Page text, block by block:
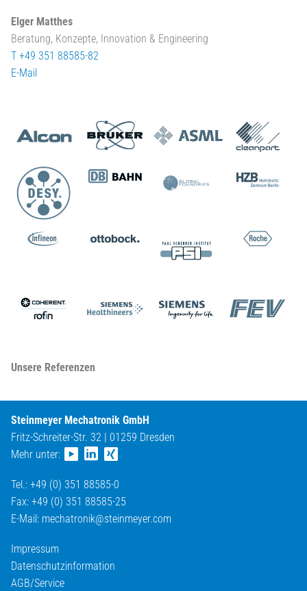
Elger Matthes
Beratung, Konzepte, Innovation & Engineering
T +49 351 88585-82
E-Mail
Unsere Referenzen
Steinmeyer Mechatronik GmbH
Fritz-Schreiter-Str. 32 | 01259 Dresden
Mehr unter:
Tel.: +49 (0) 351 88585-0
Fax: +49 (0) 351 88585-25
E-Mail: mechatronik@steinmeyer.com
Impressum
Datenschutzinformation
AGB/Service